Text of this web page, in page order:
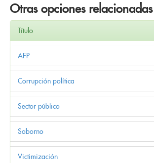
Otras opciones relacionadas
Título
AFP
Corrupción política
Sector público
Soborno
Victimización